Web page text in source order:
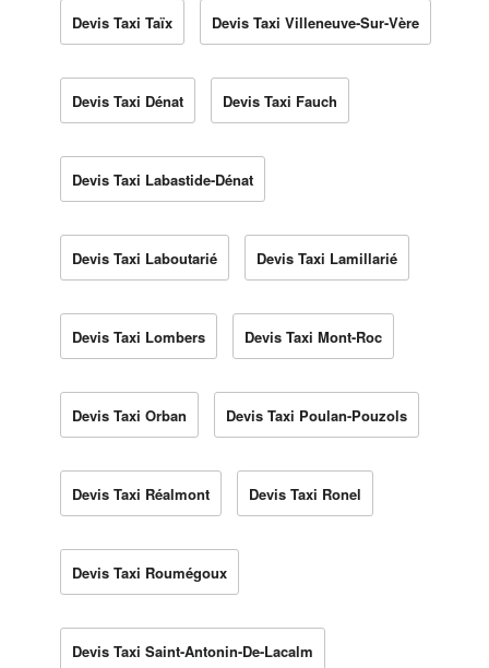
Devis Taxi Taïx Devis Taxi Villeneuve-Sur-Vère
Devis Taxi Dénat Devis Taxi Fauch
Devis Taxi Labastide-Dénat
Devis Taxi Laboutarié Devis Taxi Lamillarié
Devis Taxi Lombers Devis Taxi Mont-Roc
Devis Taxi Orban Devis Taxi Poulan-Pouzols
Devis Taxi Réalmont Devis Taxi Ronel
Devis Taxi Roumégoux
Devis Taxi Saint-Antonin-De-Lacalm